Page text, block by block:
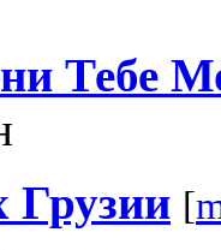
Тебе
[